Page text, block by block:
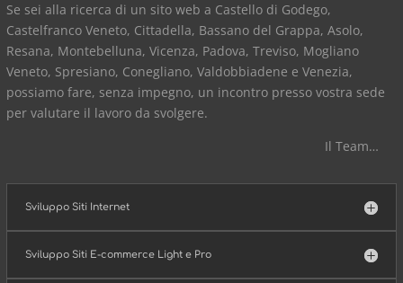
Se sei alla ricerca di un sito web a Castello di Godego,
Castelfranco Veneto, Cittadella, Bassano del Grappa, Asolo,
Resana, Montebelluna, Vicenza, Padova, Treviso, Mogliano
Veneto, Spresiano, Conegliano, Valdobbiadene e Venezia,
possiamo fare, senza impegno, un incontro presso vostra sede
per valutare il lavoro da svolgere.
Il Team…
Sviluppo Siti Internet
Sviluppo Siti E-commerce Light e Pro